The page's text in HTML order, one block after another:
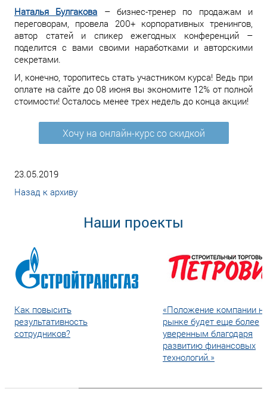
Наталья Булгакова – бизнес-тренер по продажам и
переговорам, провела 200+ корпоративных тренингов,
автор статей и спикер ежегодных конференций –
поделится с вами своими наработками и авторскими
секретами.
И, конечно, торопитесь стать участником курса! Ведь при
оплате на сайте до 08 июня вы экономите 12% от полной
стоимости! Осталось менее трех недель до конца акции!
Хочу на онлайн-курс со скидкой
23.05.2019
Назад к архиву
Наши проекты
Как повысить
результативность
сотрудников?
«Положение компании
рынке будет еще более
уверенным благодаря
развитию финансовых
технологий.»